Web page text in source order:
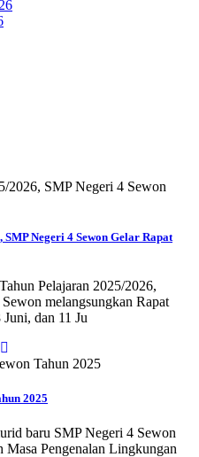
Negeri 4 Sewon Gelar Rapat
Pelajaran 2025/2026,
melangsungkan Rapat
dan 11 Ju
2025
baru SMP Negeri 4 Sewon
Masa Pengenalan Lingkungan